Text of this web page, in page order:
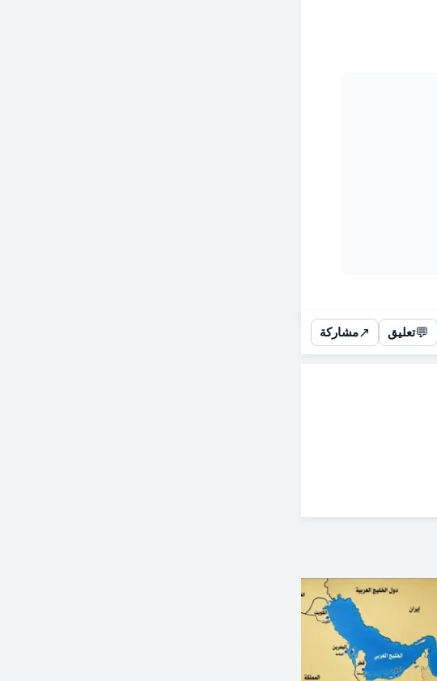
💬تعليق ↗مشاركة